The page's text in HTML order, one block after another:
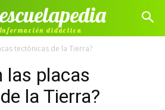
Información didáctica
tectónicas de la Tierra?
las placas
la Tierra?